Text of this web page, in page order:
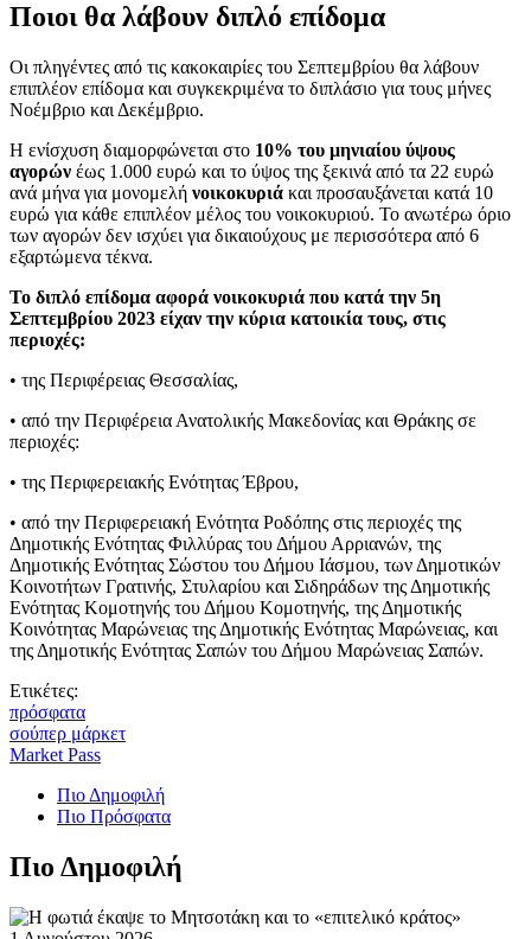
Ποιοι θα λάβουν διπλό επίδομα
Οι πληγέντες από τις κακοκαιρίες του Σεπτεμβρίου θα λάβουν
επιπλέον επίδομα και συγκεκριμένα το διπλάσιο για τους μήνες
Νοέμβριο και Δεκέμβριο.
Η ενίσχυση διαμορφώνεται στο 10% του μηνιαίου ύψους
αγορών έως 1.000 ευρώ και το ύψος της ξεκινά από τα 22 ευρώ
ανά μήνα για μονομελή νοικοκυριά και προσαυξάνεται κατά 10
ευρώ για κάθε επιπλέον μέλος του νοικοκυριού. Το ανωτέρω όριο
των αγορών δεν ισχύει για δικαιούχους με περισσότερα από 6
εξαρτώμενα τέκνα.
To διπλό επίδομα αφορά νοικοκυριά που κατά την 5η
Σεπτεμβρίου 2023 είχαν την κύρια κατοικία τους, στις
περιοχές:
• της Περιφέρειας Θεσσαλίας,
• από την Περιφέρεια Ανατολικής Μακεδονίας και Θράκης σε
περιοχές:
• της Περιφερειακής Ενότητας Έβρου,
• από την Περιφερειακή Ενότητα Ροδόπης στις περιοχές της
Δημοτικής Ενότητας Φιλλύρας του Δήμου Αρριανών, της
Δημοτικής Ενότητας Σώστου του Δήμου Ιάσμου, των Δημοτικών
Κοινοτήτων Γρατινής, Στυλαρίου και Σιδηράδων της Δημοτικής
Ενότητας Κομοτηνής του Δήμου Κομοτηνής, της Δημοτικής
Κοινότητας Μαρώνειας της Δημοτικής Ενότητας Μαρώνειας, και
της Δημοτικής Ενότητας Σαπών του Δήμου Μαρώνειας Σαπών.
Ετικέτες:
πρόσφατα
σούπερ μάρκετ
Market Pass
Πιο Δημοφιλή
Πιο Πρόσφατα
Πιο Δημοφιλή